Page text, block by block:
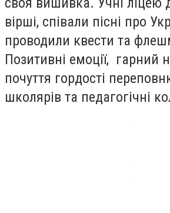
вірші, співали пісні про
проводили квести та
Позитивні емоції, гарний
почуття гордості
школярів та педагогічні